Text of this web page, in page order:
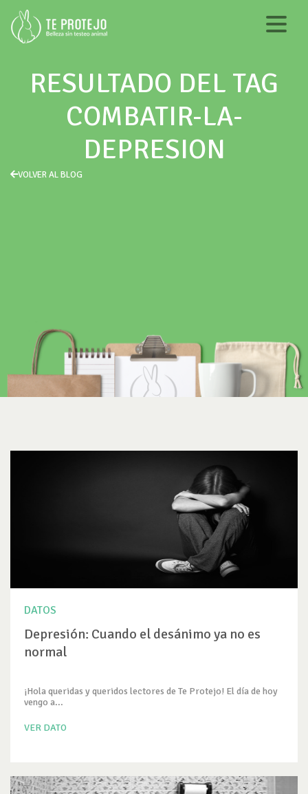
RESULTADO DEL TAG
COMBATIR-LA-
DEPRESION
VOLVER AL BLOG
DATOS
Depresión: Cuando el desánimo ya no es
normal
¡Hola queridas y queridos lectores de Te Protejo! El día de hoy
vengo a...
VER DATO